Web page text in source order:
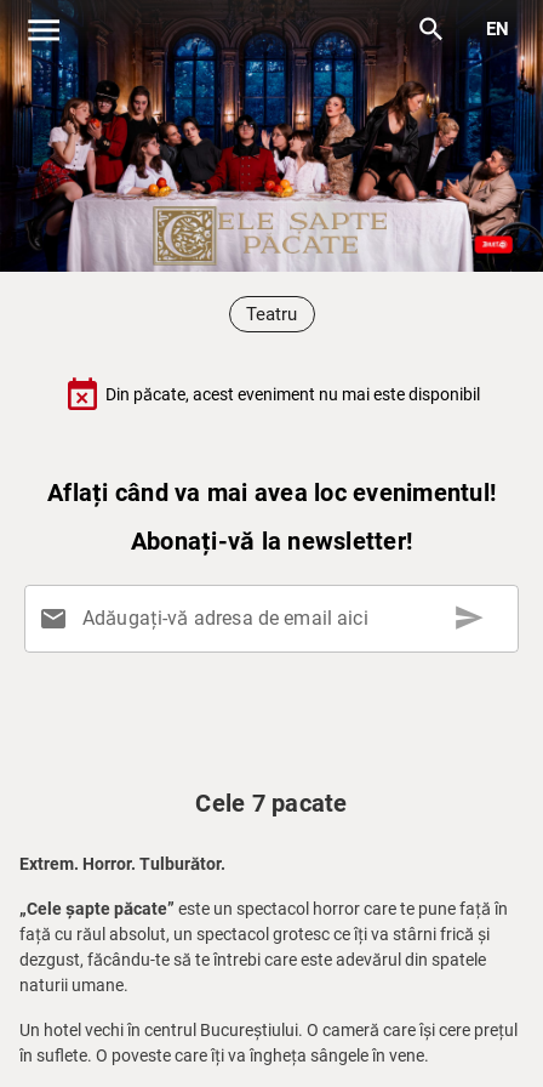
menu search EN
Teatru
event_busy Din păcate, acest eveniment nu mai este disponibil
Aflați când va mai avea loc evenimentul!
Abonați-vă la newsletter!
mail Adăugați-vă adresa de email aici send
Cele 7 pacate
Extrem. Horror. Tulburător.
„Cele șapte păcate” este un spectacol horror care te pune față în
față cu răul absolut, un spectacol grotesc ce îți va stârni frică și
dezgust, făcându-te să te întrebi care este adevărul din spatele
naturii umane.
Un hotel vechi în centrul Bucureștiului. O cameră care își cere prețul
în suflete. O poveste care îți va îngheța sângele în vene.